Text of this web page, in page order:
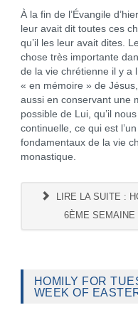
À la fin de l’Évangile
leur avait dit toutes ces
qu’il les leur avait dites.
chose très importante
de la vie chrétienne il y a
« en mémoire » de
aussi en conservant une
possible de Lui, qu’il
continuelle, ce qui est
fondamentaux de la vie
monastique.
LIRE LA SUITE :
6ÈME SEMAINE
HOMILY FOR
WEEK OF